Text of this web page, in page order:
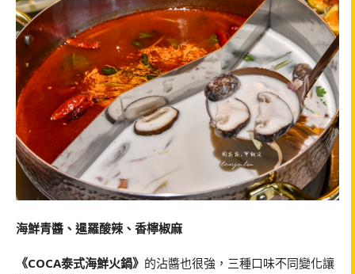
海鮮青醬、暹羅酸辣、香檸椒麻
《COCA泰式海鮮火鍋》 的沾醬也很強，三種口味不同變化讓